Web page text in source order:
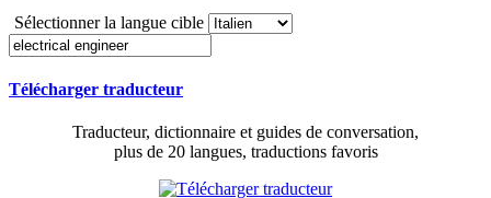
Sélectionner la langue cible
Télécharger traducteur
Traducteur, dictionnaire et guides de conversation,
plus de 20 langues, traductions favoris